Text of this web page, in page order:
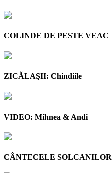
COLINDE DE PESTE VEAC
ZICĂLAŞII: Chindiile
VIDEO: Mihnea & Andi
CÂNTECELE SOLCANILOR